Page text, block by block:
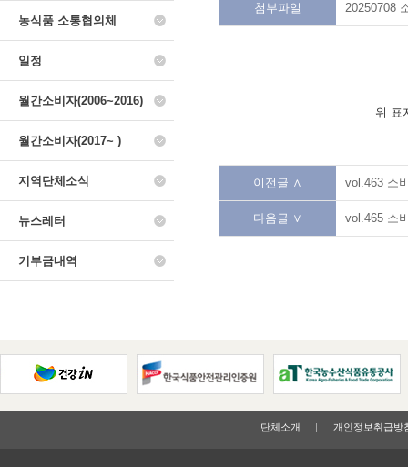
농식품 소통협의체
일정
월간소비자(2006~2016)
월간소비자(2017~ )
지역단체소식
뉴스레터
기부금내역
첨부파일 20250708
위 표
이전글 ∧ vol.463 소
다음글 ∨ vol.465 소
단체소개 개인정보취급방